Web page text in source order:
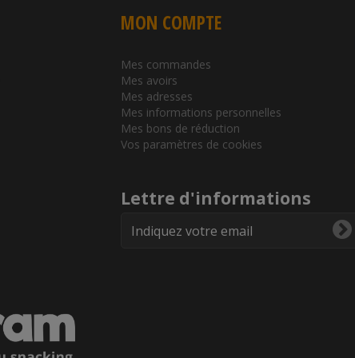
MON COMPTE
Mes commandes
Mes avoirs
Mes adresses
Mes informations personnelles
Mes bons de réduction
Vos paramètres de cookies
Lettre d'informations